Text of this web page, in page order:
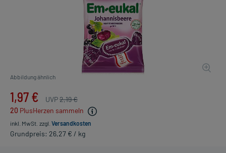
Abbildung ähnlich
1,97 € UVP2,19 €
20 PlusHerzen sammeln
inkl. MwSt. zzgl. Versandkosten
Grundpreis: 26,27 € / kg